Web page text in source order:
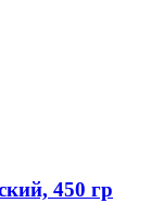
450 гр